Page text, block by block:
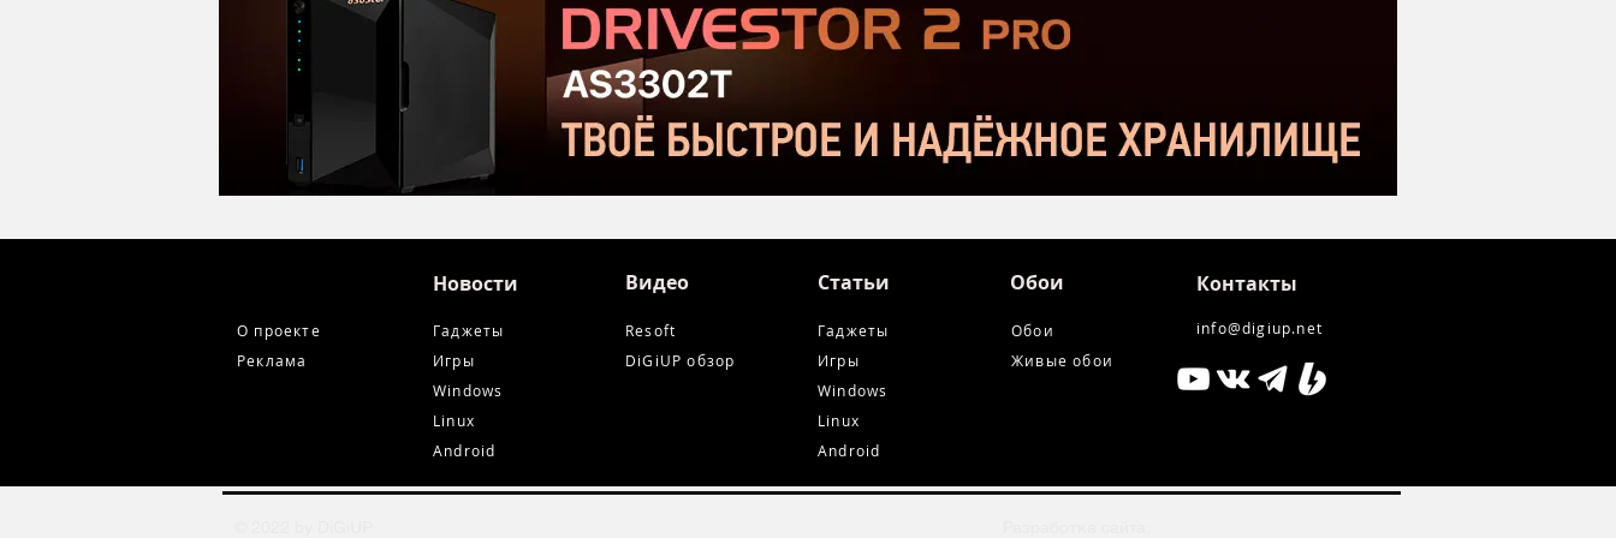
и Takstar SM-10
О проекте
Реклама
Новости Видео Статьи Обои Контакты
Гаджеты
Игры
Windows
Linux
Android
Resoft
DiGiUP обзор
Гаджеты
Игры
Windows
Linux
Android
Обои
Живые обои
info@digiup.net